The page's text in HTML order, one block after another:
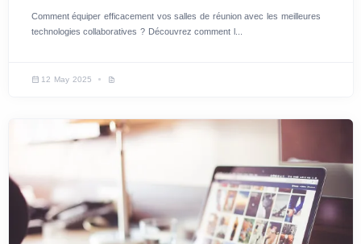
Comment équiper efficacement vos salles de réunion avec les meilleures
technologies collaboratives ? Découvrez comment l...
12 May 2025